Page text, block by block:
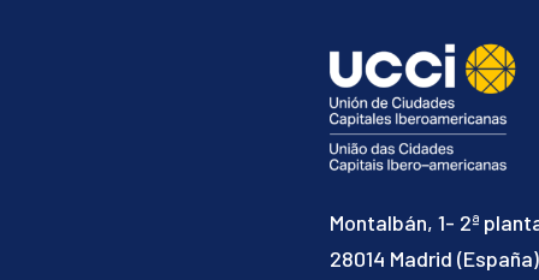
Montalbán, 1- 2ª
28014 Madrid (España)